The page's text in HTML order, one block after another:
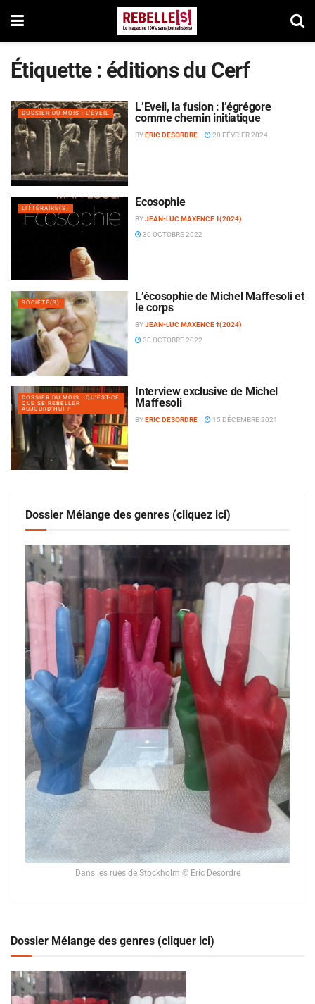
Étiquette : éditions du Cerf
DOSSIER DU MOIS : L'ÉVEIL
L’Éveil, la fusion : l’égrégore
comme chemin initiatique
BYERIC DESORDRE 20 FÉVRIER 2024
LITTÉRAIRE(S) Écosophie
BYJEAN-LUC MAXENCE †(2024)
30 OCTOBRE 2022
SOCIÉTÉ(S)
L’écosophie de Michel Maffesoli et
le corps
BYJEAN-LUC MAXENCE †(2024)
30 OCTOBRE 2022
DOSSIER DU MOIS : QU’EST-CE
QUE SE REBELLER
AUJOURD’HUI ?
Interview exclusive de Michel
Maffesoli
BYERIC DESORDRE 15 DÉCEMBRE 2021
Dossier Mélange des genres (cliquez ici)
Dans les rues de Stockholm © Eric Desordre
Dossier Mélange des genres (cliquer ici)